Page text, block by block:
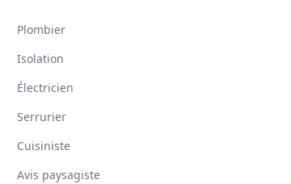
Plombier
Isolation
Électricien
Serrurier
Cuisiniste
Avis paysagiste